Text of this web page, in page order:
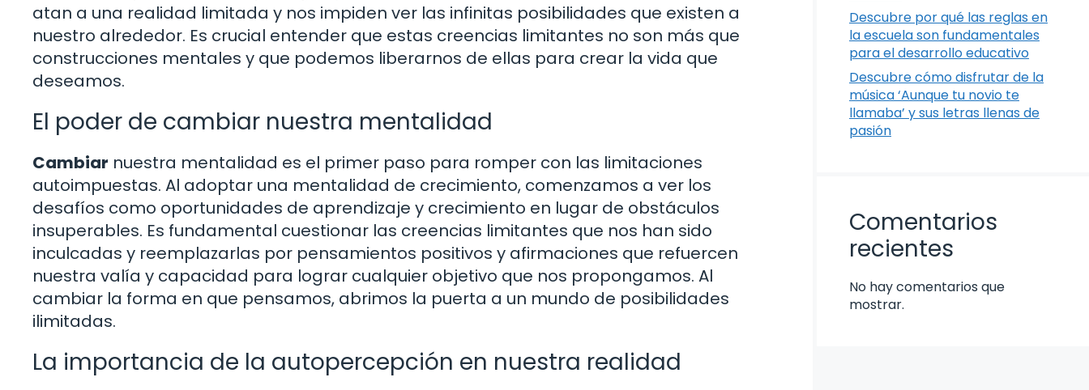
atan a una realidad limitada y nos impiden ver las infinitas posibilidades que existen a
nuestro alrededor. Es crucial entender que estas creencias limitantes no son más que
construcciones mentales y que podemos liberarnos de ellas para crear la vida que
deseamos.
El poder de cambiar nuestra mentalidad
Cambiar nuestra mentalidad es el primer paso para romper con las limitaciones
autoimpuestas. Al adoptar una mentalidad de crecimiento, comenzamos a ver los
desafíos como oportunidades de aprendizaje y crecimiento en lugar de obstáculos
insuperables. Es fundamental cuestionar las creencias limitantes que nos han sido
inculcadas y reemplazarlas por pensamientos positivos y afirmaciones que refuercen
nuestra valía y capacidad para lograr cualquier objetivo que nos propongamos. Al
cambiar la forma en que pensamos, abrimos la puerta a un mundo de posibilidades
ilimitadas.
La importancia de la autopercepción en nuestra realidad
Descubre por qué las reglas en
la escuela son fundamentales
para el desarrollo educativo
Descubre cómo disfrutar de la
música ‘Aunque tu novio te
llamaba’ y sus letras llenas de
pasión
Comentarios
recientes
No hay comentarios que
mostrar.